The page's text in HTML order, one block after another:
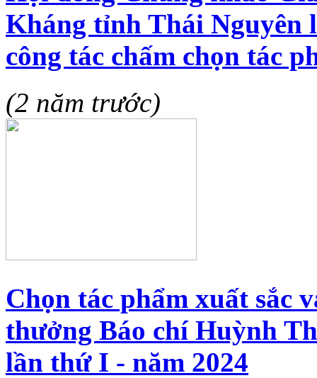
Kháng tỉnh Thái Nguyên
công tác chấm chọn tác
(2 năm trước)
Chọn tác phẩm xuất sắc
thưởng Báo chí Huỳnh
lần thứ I - năm 2024